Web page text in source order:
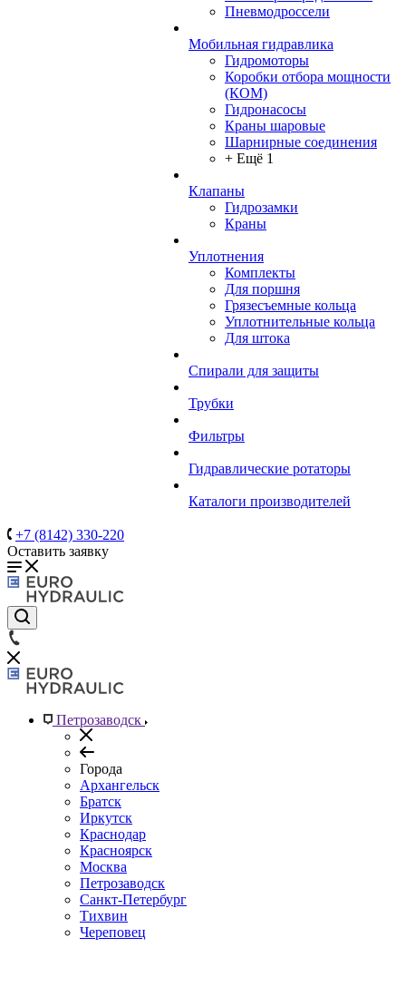
Пневмодроссели
Мобильная гидравлика
Гидромоторы
Коробки отбора мощности
(КОМ)
Гидронасосы
Краны шаровые
Шарнирные соединения
+ Ещё 1
Клапаны
Гидрозамки
Краны
Уплотнения
Комплекты
Для поршня
Грязесъемные кольца
Уплотнительные кольца
Для штока
Спирали для защиты
Трубки
Фильтры
Гидравлические ротаторы
Каталоги производителей
+7 (8142) 330-220
Оставить заявку
Петрозаводск
Города
Архангельск
Братск
Иркутск
Краснодар
Красноярск
Москва
Петрозаводск
Санкт-Петербург
Тихвин
Череповец